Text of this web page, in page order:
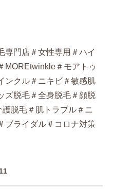
専門店＃女性専用＃ハイ
MOREtwinkle＃モアトゥ
ンクル＃ニキビ＃敏感肌
ズ脱毛＃全身脱毛＃顔脱
脱毛＃肌トラブル＃ニ
ブライダル＃コロナ対策